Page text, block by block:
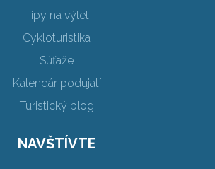
Tipy na výlet
Cykloturistika
Súťaže
Kalendár podujatí
Turistický blog
NAVŠTÍVTE